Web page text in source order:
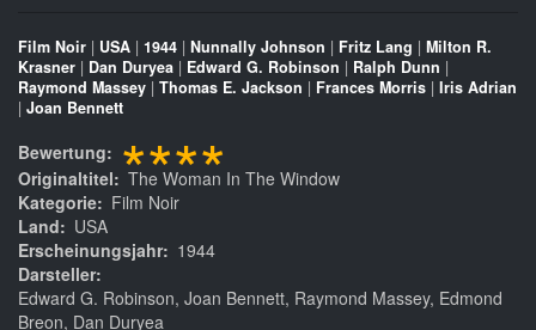
Film Noir | USA | 1944 | Nunnally Johnson | Fritz Lang | Milton R.
Krasner | Dan Duryea | Edward G. Robinson | Ralph Dunn |
Raymond Massey | Thomas E. Jackson | Frances Morris | Iris Adrian
| Joan Bennett
Bewertung ****
Originaltitel
The Woman In The Window
Kategorie
Film Noir
Land
USA
Erscheinungsjahr
1944
Darsteller
Edward G. Robinson, Joan Bennett, Raymond Massey, Edmond
Breon, Dan Duryea